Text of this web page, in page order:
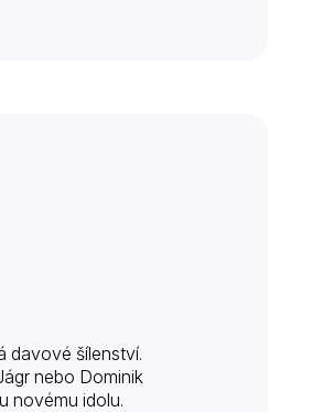
davové šílenství.
nebo Dominik
novému idolu.